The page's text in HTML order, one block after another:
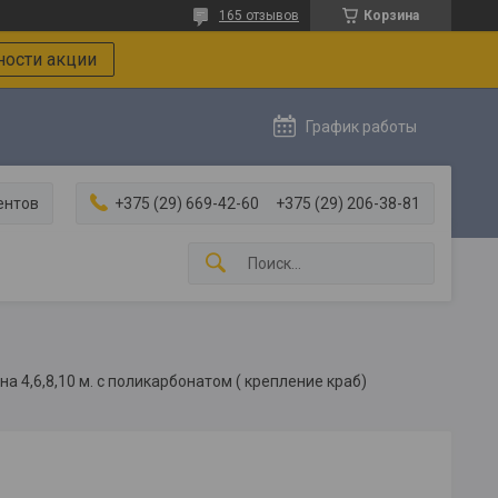
Корзина
165 отзывов
акции
График работы
+375 (29) 669-42-60 +375 (29) 206-38-81
4,6,8,10 м. с поликарбонатом ( крепление краб)